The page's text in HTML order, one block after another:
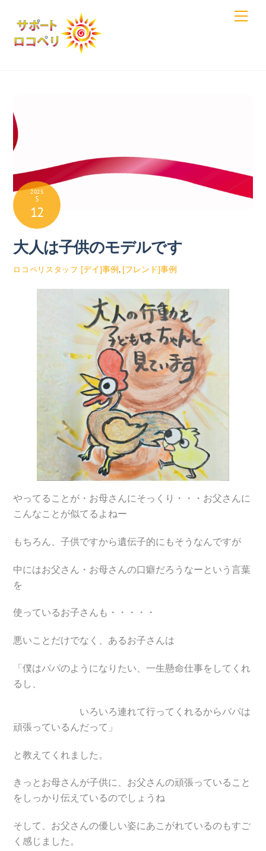
content
2025
5
12
大人は子供のモデルです
ロコペリスタッフ [デイ]事例, [フレンド]事例
やってることが・お母さんにそっくり・・・お父さんに
こんなことが似てるよねー
もちろん、子供ですから遺伝子的にもそうなんですが
中にはお父さん・お母さんの口癖だろうなーという言葉
を
使っているお子さんも・・・・・
悪いことだけでなく、あるお子さんは
「僕はパパのようになりたい、一生懸命仕事をしてくれ
るし、
いろいろ連れて行ってくれるからパパは
頑張っているんだって」
と教えてくれました。
きっとお母さんが子供に、お父さんの頑張っていること
をしっかり伝えているのでしょうね
そして、お父さんの優しい姿にあこがれているのもすご
く感じました。